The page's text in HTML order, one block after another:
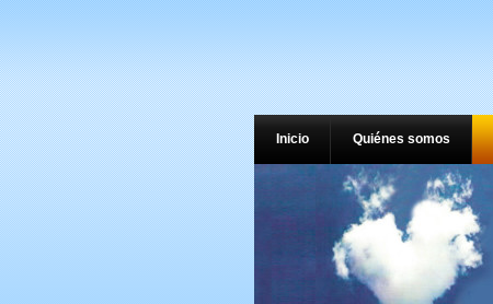
Inicio Quiénes somos